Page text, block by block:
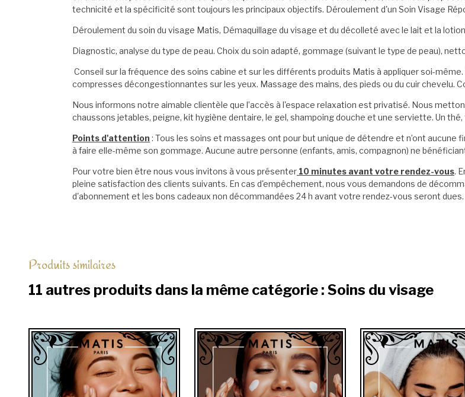
technicité et la spécificité sont toujours les principaux objectifs. Déroulement d'un Soin Visage
Déroulement du soin du visage Matis, Démaquillage du visage et du décolleté avec le lait et la
Diagnostic, analyse du type de peau. Choix du soin adapté, gommage (suivant le type de peau),
Conseil sur la fréquence des soins cabine et sur les différents produits Matis à appliquer soi-
compresses décongestionnantes sur les yeux. Massage des mains, des pieds ou du cuir chevelu.
Nous informons notre aimable clientèle que l’accès à l'espace relaxation est privatisé. Nous
chaussons jetables, peigne, kit hygiène dentaire, le gel, shampoing douche et une serviette. Un
Points d'attention : Tous les soins et massages ont pour but unique de détendre et n’ont
à faire elle-même son gommage. Aucune autre personne (enfants, amis, compagnon) ne
Pour votre bien être nous vous invitons à vous présenter 10 minutes avant votre rendez-vous.
pleine satisfaction des clients suivants. En cas d'empêchement, nous vous demandons de
d'abonnement et les bons cadeaux non décommandées 24 h avant votre rendez-vous seront dues.
Produits similaires
11 autres produits dans la même catégorie : Soins du visage